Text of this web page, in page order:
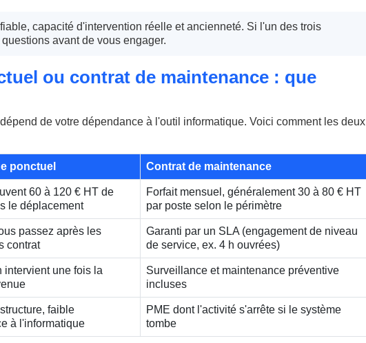
capacité d'intervention réelle et ancienneté. Si l'un des trois
avant de vous engager.
ou contrat de maintenance : que
de votre dépendance à l'outil informatique. Voici comment les deux
ponctuel Contrat de maintenance
60 à 120 € HT de
le déplacement
Forfait mensuel, généralement 30 à 80 € HT
par poste selon le périmètre
passez après les
contrat
Garanti par un SLA (engagement de niveau
de service, ex. 4 h ouvrées)
intervient une fois la
Surveillance et maintenance préventive
incluses
faible
à l'informatique
PME dont l'activité s'arrête si le système
tombe